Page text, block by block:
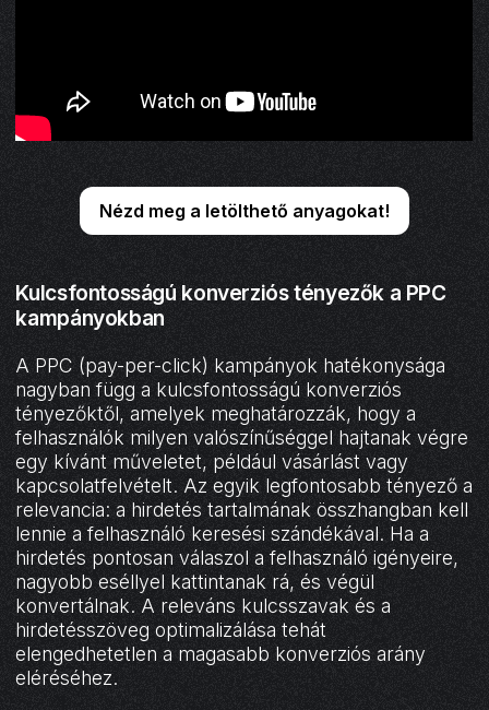
Nézd meg a letölthető anyagokat!
Kulcsfontosságú konverziós tényezők a PPC
kampányokban
A PPC (pay-per-click) kampányok hatékonysága
nagyban függ a kulcsfontosságú konverziós
tényezőktől, amelyek meghatározzák, hogy a
felhasználók milyen valószínűséggel hajtanak végre
egy kívánt műveletet, például vásárlást vagy
kapcsolatfelvételt. Az egyik legfontosabb tényező a
relevancia: a hirdetés tartalmának összhangban kell
lennie a felhasználó keresési szándékával. Ha a
hirdetés pontosan válaszol a felhasználó igényeire,
nagyobb eséllyel kattintanak rá, és végül
konvertálnak. A releváns kulcsszavak és a
hirdetésszöveg optimalizálása tehát
elengedhetetlen a magasabb konverziós arány
eléréséhez.